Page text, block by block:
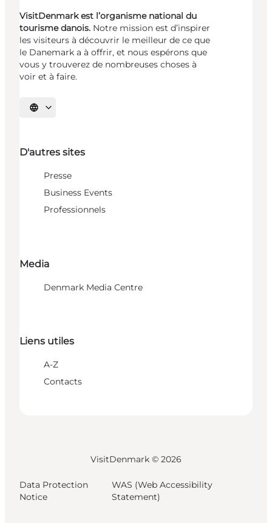
VisitDenmark est l’organisme national du
tourisme danois. Notre mission est d’inspirer
les visiteurs à découvrir le meilleur de ce que
le Danemark a à offrir, et nous espérons que
vous y trouverez de nombreuses choses à
voir et à faire.
Choisissez la langue
D'autres sites
Presse
Business Events
Professionnels
Media
Denmark Media Centre
Liens utiles
A-Z
Contacts
VisitDenmark © 2026
Data Protection
Notice
WAS (Web Accessibility
Statement)